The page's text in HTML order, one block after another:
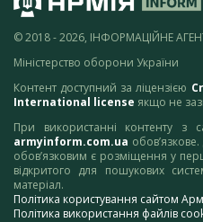
© 2018 - 2026, ІНФОРМАЦІЙНЕ
Міністерство оборони України
Контент доступний за ліцензією
International license якщо не
При використанні контенту з
armyinform.com.ua
обов’язковим є розміщення у
відкритого для пошукових
матеріал.
Політика користування сайтом
Політика використання файлів